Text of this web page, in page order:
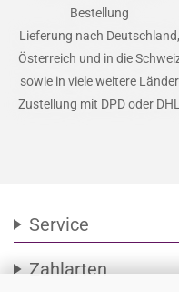
Bestellung
Lieferung nach Deutschland,
Österreich und in die
sowie in viele weitere Länder
Zustellung mit DPD oder DHL
Service
Zahlarten